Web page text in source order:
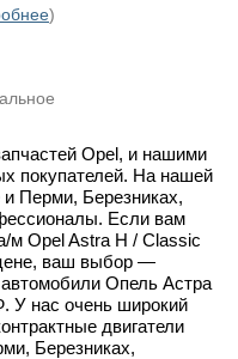
)
Opel, и нашими
покупателей. На нашей
и Перми, Березниках,
Если вам
м Opel Astra H / Classic
ваш выбор —
Опель Астра
У нас очень широкий
двигатели
Березниках,